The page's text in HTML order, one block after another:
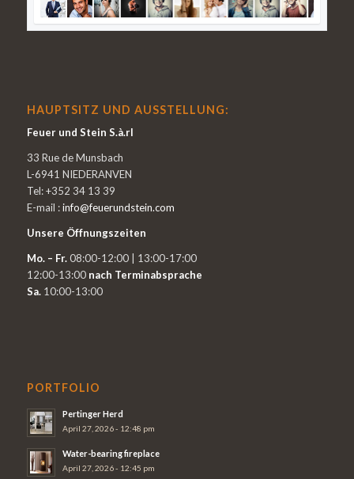
HAUPTSITZ UND AUSSTELLUNG:
Feuer und Stein S.à.rl
33 Rue de Munsbach
L-6941 NIEDERANVEN
Tel: +352 34 13 39
E-mail :info@feuerundstein.com
Unsere Öffnungszeiten
Mo. – Fr.08:00-12:00 | 13:00-17:00
12:00-13:00 nach Terminabsprache
Sa. 10:00-13:00
PORTFOLIO
Pertinger Herd
April 27, 2026 - 12:48 pm
Water-bearing fireplace
April 27, 2026 - 12:45 pm